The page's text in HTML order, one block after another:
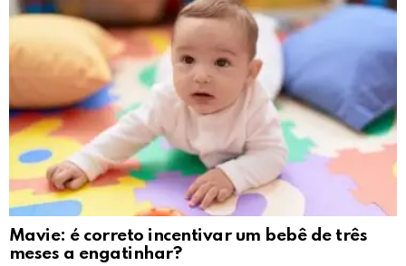
Mavie: é correto incentivar um bebê de três
meses a engatinhar?